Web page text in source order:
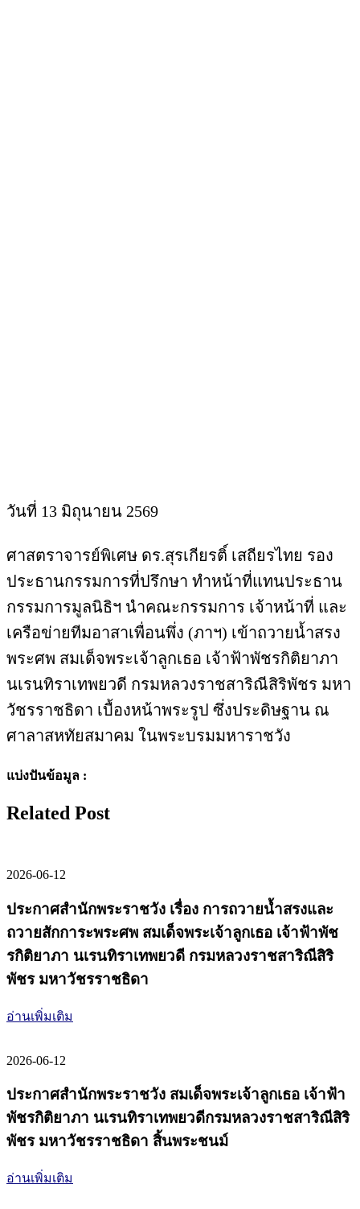
วันที่ 13 มิถุนายน 2569
ศาสตราจารย์พิเศษ ดร.สุรเกียรติ์ เสถียรไทย รอง
ประธานกรรมการที่ปรึกษา ทำหน้าที่แทนประธาน
กรรมการมูลนิธิฯ นำคณะกรรมการ เจ้าหน้าที่ และ
เครือข่ายทีมอาสาเพื่อนพึ่ง (ภาฯ) เข้าถวายน้ำสรง
พระศพ สมเด็จพระเจ้าลูกเธอ เจ้าฟ้าพัชรกิติยาภา
นเรนทิราเทพยวดี กรมหลวงราชสาริณีสิริพัชร มหา
วัชรราชธิดา เบื้องหน้าพระรูป ซึ่งประดิษฐาน ณ
ศาลาสหทัยสมาคม ในพระบรมมหาราชวัง
แบ่งปันข้อมูล :
Related Post
2026-06-12
ประกาศสำนักพระราชวัง เรื่อง การถวายน้ำสรงและ
ถวายสักการะพระศพ สมเด็จพระเจ้าลูกเธอ เจ้าฟ้าพัช
รกิติยาภา นเรนทิราเทพยวดี กรมหลวงราชสาริณีสิริ
พัชร มหาวัชรราชธิดา
อ่านเพิ่มเติม
2026-06-12
ประกาศสำนักพระราชวัง สมเด็จพระเจ้าลูกเธอ เจ้าฟ้า
พัชรกิติยาภา นเรนทิราเทพยวดีกรมหลวงราชสาริณีสิริ
พัชร มหาวัชรราชธิดา สิ้นพระชนม์
อ่านเพิ่มเติม